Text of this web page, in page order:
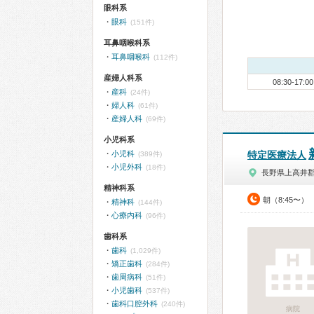
08:30-17:00
特定医療法人
長野県上高井
朝（8:45〜）
病院
眼科系
眼科 (151件)
耳鼻咽喉科系
耳鼻咽喉科 (112件)
産婦人科系
産科 (24件)
婦人科 (61件)
産婦人科 (69件)
小児科系
小児科 (389件)
小児外科 (18件)
精神科系
精神科 (144件)
心療内科 (96件)
歯科系
歯科 (1,029件)
矯正歯科 (284件)
歯周病科 (51件)
小児歯科 (537件)
歯科口腔外科 (240件)